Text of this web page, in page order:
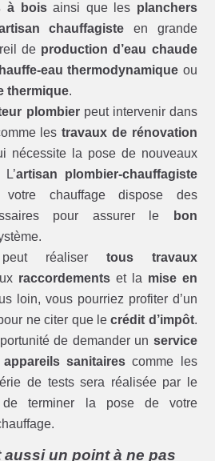
à boisainsi que les planchers
chauffagiste en grande
de production d’eau chaude
eau thermodynamique ou
thermique.
plombierpeut intervenir dans
lestravaux de rénovation
nécessite la pose de nouveaux
L’artisan plombier-chauffagiste
chauffage dispose des
pour assurer le
bon
peut réaliser tous travaux
raccordements et la mise en
loin, vous pourriez profiter d’un
ne citer que lecrédit d’impôt.
de demander un service
appareils sanitaires comme les
de tests sera réalisée par le
de terminer la pose de votre
aussi un point à ne pas